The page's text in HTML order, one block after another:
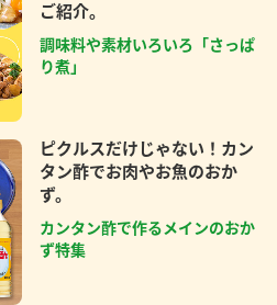
ご紹介。
調味料や素材いろいろ「さっぱ
り煮」
ピクルスだけじゃない！カン
タン酢でお肉やお魚のおか
ず。
カンタン酢で作るメインのおか
ず特集